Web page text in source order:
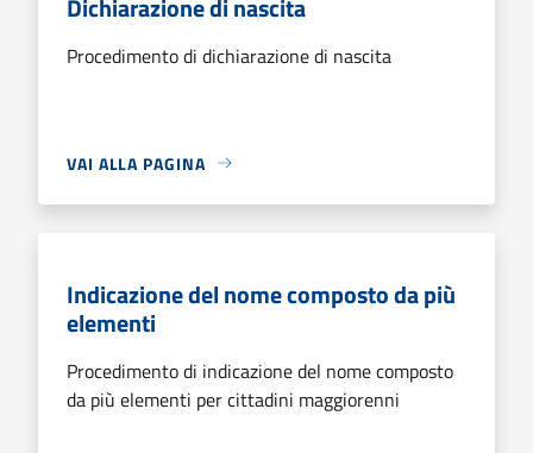
Procedimento di dichiarazione di nascita
VAI ALLA PAGINA
Indicazione del nome composto da più
elementi
Procedimento di indicazione del nome composto
da più elementi per cittadini maggiorenni